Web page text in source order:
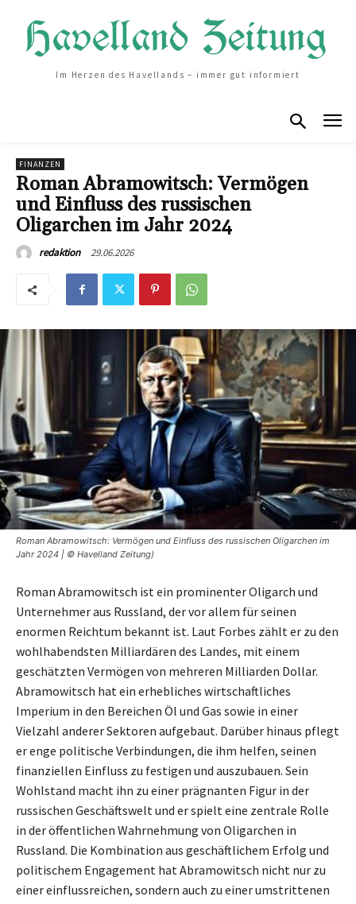
Im Herzen des Havellands – immer gut informiert
FINANZEN
Roman Abramowitsch: Vermögen
und Einfluss des russischen
Oligarchen im Jahr 2024
redaktion 29.06.2026
Roman Abramowitsch: Vermögen und Einfluss des russischen Oligarchen im
Jahr 2024 | © Havelland Zeitung)
Roman Abramowitsch ist ein prominenter Oligarch und
Unternehmer aus Russland, der vor allem für seinen
enormen Reichtum bekannt ist. Laut Forbes zählt er zu den
wohlhabendsten Milliardären des Landes, mit einem
geschätzten Vermögen von mehreren Milliarden Dollar.
Abramowitsch hat ein erhebliches wirtschaftliches
Imperium in den Bereichen Öl und Gas sowie in einer
Vielzahl anderer Sektoren aufgebaut. Darüber hinaus pflegt
er enge politische Verbindungen, die ihm helfen, seinen
finanziellen Einfluss zu festigen und auszubauen. Sein
Wohlstand macht ihn zu einer prägnanten Figur in der
russischen Geschäftswelt und er spielt eine zentrale Rolle
in der öffentlichen Wahrnehmung von Oligarchen in
Russland. Die Kombination aus geschäftlichem Erfolg und
politischem Engagement hat Abramowitsch nicht nur zu
einer einflussreichen, sondern auch zu einer umstrittenen